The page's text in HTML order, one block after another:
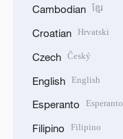
Cambodian ខ្មែរ
Croatian Hrvatski
Czech Český
English English
Esperanto Esperanto
Filipino Filipino